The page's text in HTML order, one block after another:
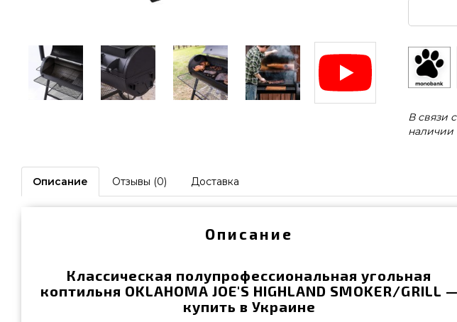
В связи
наличии
Описание Отзывы (0) Доставка
Описание
Классическая полупрофессиональная угольная
коптильня OKLAHOMA JOE'S HIGHLAND SMOKER/GRILL —
купить в Украине